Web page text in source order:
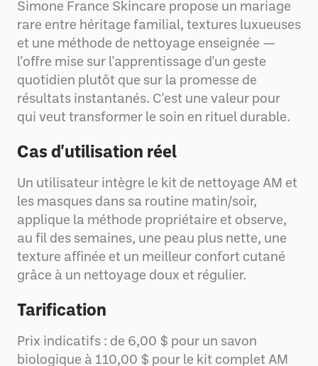
Simone France Skincare propose un mariage
rare entre héritage familial, textures luxueuses
et une méthode de nettoyage enseignée —
l'offre mise sur l'apprentissage d'un geste
quotidien plutôt que sur la promesse de
résultats instantanés. C'est une valeur pour
qui veut transformer le soin en rituel durable.
Cas d'utilisation réel
Un utilisateur intègre le kit de nettoyage AM et
les masques dans sa routine matin/soir,
applique la méthode propriétaire et observe,
au fil des semaines, une peau plus nette, une
texture affinée et un meilleur confort cutané
grâce à un nettoyage doux et régulier.
Tarification
Prix indicatifs : de 6,00 $ pour un savon
biologique à 110,00 $ pour le kit complet AM